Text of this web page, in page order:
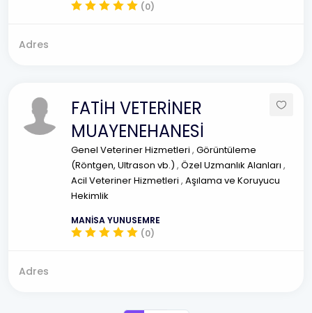
(0)
Adres
FATİH VETERİNER
MUAYENEHANESİ
Genel Veteriner Hizmetleri , Görüntüleme
(Röntgen, Ultrason vb.) , Özel Uzmanlık Alanları ,
Acil Veteriner Hizmetleri , Aşılama ve Koruyucu
Hekimlik
MANİSA YUNUSEMRE
(0)
Adres